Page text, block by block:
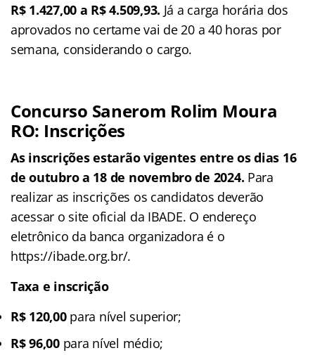
R$ 1.427,00 a R$ 4.509,93. Já a carga horária dos
aprovados no certame vai de 20 a 40 horas por
semana, considerando o cargo.
Concurso Sanerom Rolim Moura
RO: Inscrições
As inscrições estarão vigentes entre os dias 16
de outubro a 18 de novembro de 2024. Para
realizar as inscrições os candidatos deverão
acessar o site oficial da IBADE. O endereço
eletrônico da banca organizadora é o
https://ibade.org.br/.
Taxa e inscrição
R$ 120,00para nível superior;
R$ 96,00para nível médio;